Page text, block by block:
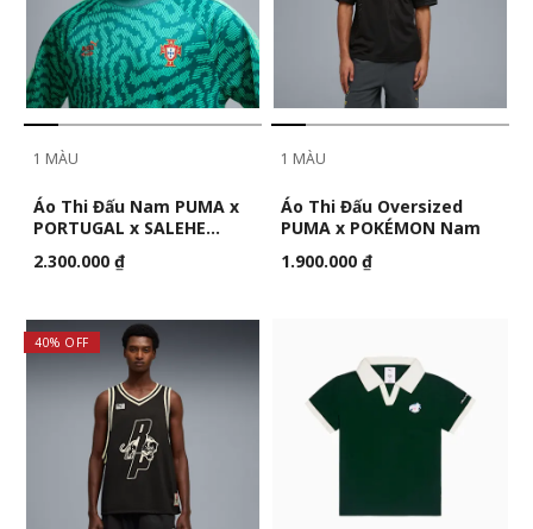
1 MÀU
Áo Thi Đấu Nam PUMA x
PORTUGAL x SALEHE
BEMBURY KING
2.300.000 ₫
1 MÀU
Áo Thi Đấu Oversized
PUMA x POKÉMON Nam
1.900.000 ₫
40% OFF